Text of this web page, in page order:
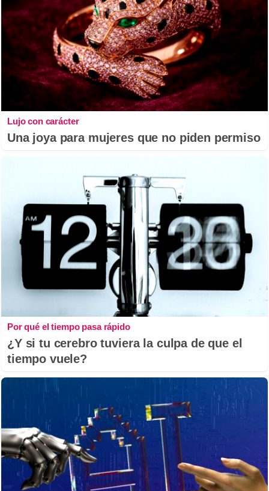
Lujo con carácter
Una joya para mujeres que no piden permiso
Por qué el tiempo pasa rápido
¿Y si tu cerebro tuviera la culpa de que el
tiempo vuele?